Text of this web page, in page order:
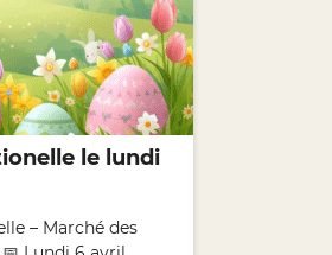
le lundi
– Marché des